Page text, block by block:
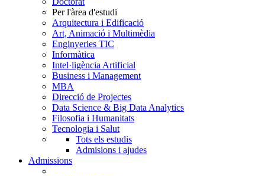
Per l'àrea d'estudi
Arquitectura i Edificació
Art, Animació i Multimèdia
Enginyeries TIC
Informàtica
Intel·ligència Artificial
Business i Management
MBA
Direcció de Projectes
Data Science & Big Data Analytics
Filosofia i Humanitats
Tecnologia i Salut
Tots els estudis
Admisions i ajudes
Admissions